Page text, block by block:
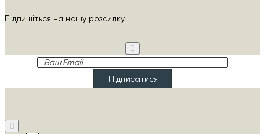
Підпишіться на нашу розсилку
Ваш
Підписатися